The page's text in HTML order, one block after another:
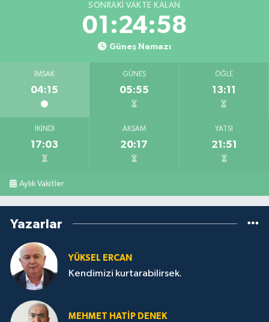
SONRAKI VAKTE KALAN
01:24:57
Güneş Namazı
İMSAK
04:15
GÜNEŞ
05:55
ÖĞLE
13:11
İKINDI
17:03
AKŞAM
20:17
YATSI
21:51
Aylık Vakitler
Yazarlar
YÜKSEL ERCAN
Kendimizi kurtarabilirsek.
MEHMET HATİP DENEK